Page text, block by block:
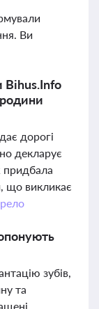
Ви
Bihus.Info
дорогі
декларує
придбала
що викликає
зубів,
та